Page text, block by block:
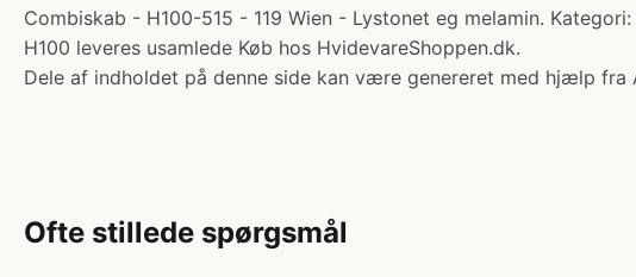
Combiskab - H100-515 - 119 Wien - Lystonet eg melamin.
H100 leveres usamlede Køb hos HvidevareShoppen.dk.
Dele af indholdet på denne side kan være genereret med hjælp fra
Ofte stillede spørgsmål